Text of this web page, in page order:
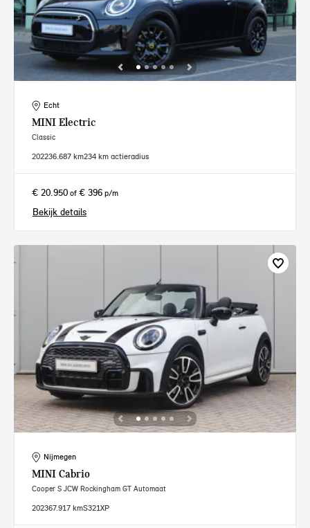
Echt
MINI Electric
Classic
202236.687 km234 km actieradius
€ 20.950 of € 396 p/m
Bekijk details
Nijmegen
MINI Cabrio
Cooper S JCW Rockingham GT Automaat
202367.917 kmS321XP